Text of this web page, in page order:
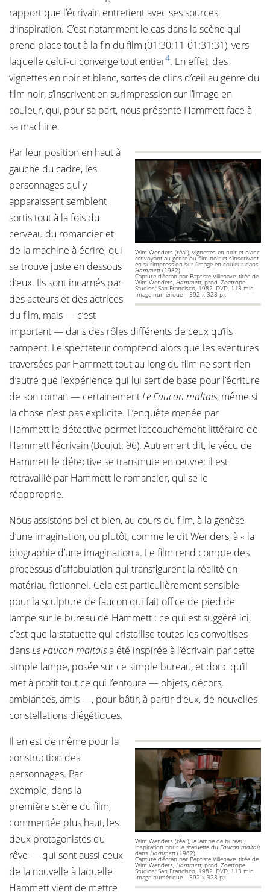
rapport que l’écrivain entretient avec ses sources
d’inspiration. C’est notamment le cas dans la scène qui
prend place tout à la fin du film (01:30:11-01:31:31), vers
laquelle celui-ci converge tout entier4. En effet, des
vignettes en noir et blanc, sortes de clins d’œil au genre du
film noir, s’inscrivent en surimpression sur l’image en
couleur, qui, pour sa part, nous présente Hammett face à
sa machine.
Wim Wenders (réal.), vignettes en noir et blanc
renvoyant au genre du film noir et s’inscrivant
en surimpression sur l’image en couleur dans
Hammett(1982)
Capture d’écran par Baptiste Villenave, tirée de
Wim Wenders, Hammett, prod. Zoetrope
Studios; San Francisco, 1982, DVD, 113 min
Image numérique | 592 x 328 px
Par leur position en haut à
gauche du cadre, les
personnages qui y
apparaissent semblent
sortis tout à la fois du
cerveau du romancier et
de la machine à écrire, qui
se trouve juste en dessous
d’eux. Ils sont incarnés par
des acteurs et des actrices
du film, mais — c’est
important — dans des rôles différents de ceux qu’ils
campent. Le spectateur comprend alors que les aventures
traversées par Hammett tout au long du film ne sont rien
d’autre que l’expérience qui lui sert de base pour l’écriture
de son roman — certainementLe Faucon maltais, même si
la chose n’est pas explicite. L’enquête menée par
Hammett le détective permet l’accouchement littéraire de
Hammett l’écrivain (Boujut: 96). Autrement dit, le vécu de
Hammett le détective se transmute en œuvre; il est
retravaillé par Hammett le romancier, qui se le
réapproprie.
Nous assistons bel et bien, au cours du film, à la genèse
d’une imagination, ou plutôt, comme le dit Wenders, à « la
biographie d’une imagination ». Le film rend compte des
processus d’affabulation qui transfigurent la réalité en
matériau fictionnel. Cela est particulièrement sensible
pour la sculpture de faucon qui fait office de pied de
lampe sur le bureau de Hammett : ce qui est suggéré ici,
c’est que la statuette qui cristallise toutes les convoitises
dansLe Faucon maltaisa été inspirée à l’écrivain par cette
simple lampe, posée sur ce simple bureau, et donc qu’il
met à profit tout ce qui l’entoure — objets, décors,
ambiances, amis —, pour bâtir, à partir d’eux, de nouvelles
constellations diégétiques.
Wim Wenders (réal.), la lampe de bureau,
inspiration pour la statuette du Faucon maltais
dans Hammett(1982)
Capture d’écran par Baptiste Villenave, tirée de
Wim Wenders, Hammett, prod. Zoetrope
Studios; San Francisco, 1982, DVD, 113 min
Image numérique | 592 x 328 px
Il en est de même pour la
construction des
personnages. Par
exemple, dans la
première scène du film,
commentée plus haut, les
deux protagonistes du
rêve — qui sont aussi ceux
de la nouvelle à laquelle
Hammett vient de mettre